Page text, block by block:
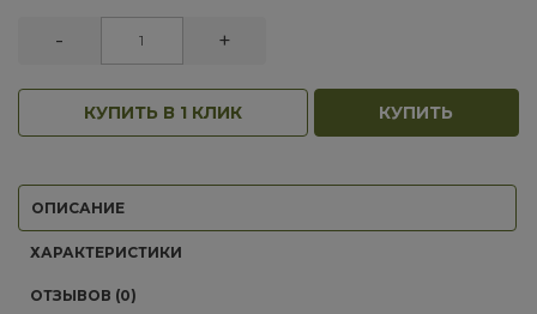
- +
КУПИТЬ В 1 КЛИК КУПИТЬ
ОПИСАНИЕ
ХАРАКТЕРИСТИКИ
ОТЗЫВОВ (0)